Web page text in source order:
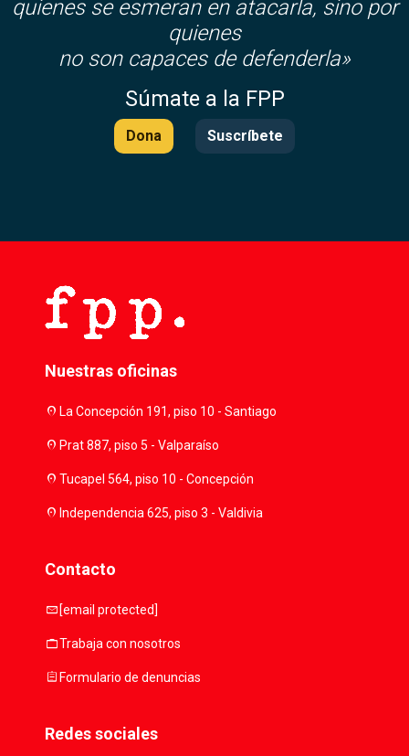
quienes se esmeran en atacarla, sino por
quienes
no son capaces de defenderla»
Súmate a la FPP
Dona Suscríbete
Nuestras oficinas
location_onLa Concepción 191, piso 10 - Santiago
location_onPrat 887, piso 5 - Valparaíso
location_onTucapel 564, piso 10 - Concepción
location_onIndependencia 625, piso 3 - Valdivia
Contacto
mail [email protected]
workTrabaja con nosotros
assignmentFormulario de denuncias
Redes sociales